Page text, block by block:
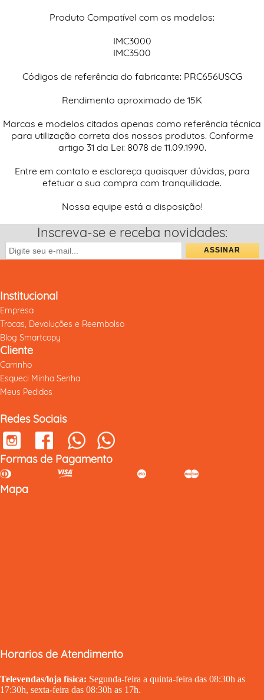
Produto Compatível com os modelos:
IMC3000
IMC3500
Códigos de referência do fabricante: PRC656USCG
Rendimento aproximado de 15K
Marcas e modelos citados apenas como referência técnica
para utilização correta dos nossos produtos. Conforme
artigo 31 da Lei: 8078 de 11.09.1990.
Entre em contato e esclareça quaisquer dúvidas, para
efetuar a sua compra com tranquilidade.
Nossa equipe está a disposição!
Inscreva-se e receba novidades:
Institucional
Empresa
Trocas, Devoluções e Reembolso
Blog Smartcopy
Cliente
Carrinho
Esqueci Minha Senha
Meus Pedidos
Redes Sociais
Formas de Pagamento
Mapa
Horarios de Atendimento
Televendas/loja física: Segunda-feira a quinta-feira das 08:30h as
17:30h, sexta-feira das 08:30h as 17h.